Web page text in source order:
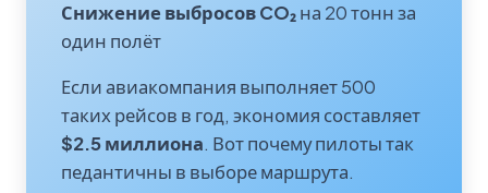
Снижение выбросов CO₂на 20 тонн за
один полёт
Если авиакомпания выполняет 500
таких рейсов в год, экономия составляет
$2.5 миллиона. Вот почему пилоты так
педантичны в выборе маршрута.